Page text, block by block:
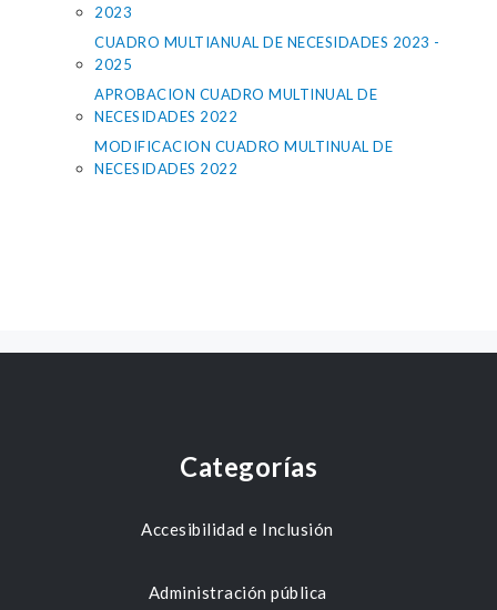
2023
CUADRO MULTIANUAL DE NECESIDADES 2023 -
2025
APROBACION CUADRO MULTINUAL DE
NECESIDADES 2022
MODIFICACION CUADRO MULTINUAL DE
NECESIDADES 2022
Categorías
Accesibilidad e Inclusión
Administración pública